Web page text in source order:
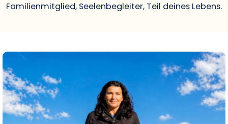
Familienmitglied, Seelenbegleiter, Teil deines Lebens.